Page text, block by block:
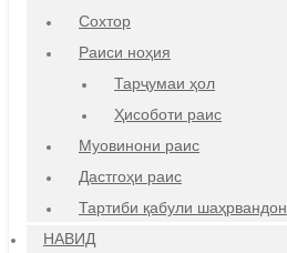
Сохтор
Раиси ноҳия
Тарҷумаи ҳол
Ҳисоботи раис
Муовинони раис
Дастгоҳи раис
Тартиби қабули шаҳрвандон
НАВИД